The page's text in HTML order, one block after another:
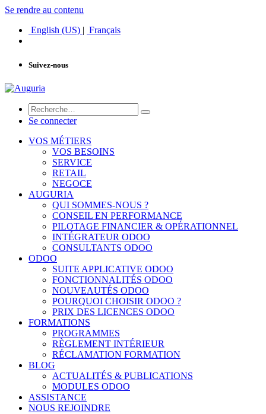
Se rendre au contenu
English (US) | Français
Suivez-nous
Se connecter
VOS MÉTIERS
VOS BESOINS
SERVICE
RETAIL
NEGOCE
AUGURIA
QUI SOMMES-NOUS ?
CONSEIL EN PERFORMANCE
PILOTAGE FINANCIER & OPÉRATIONNEL
INTÉGRATEUR ODOO
CONSULTANTS ODOO
ODOO
SUITE APPLICATIVE ODOO
FONCTIONNALITÉS ODOO
NOUVEAUTÉS ODOO
POURQUOI CHOISIR ODOO ?
PRIX DES LICENCES ODOO
FORMATIONS
PROGRAMMES
RÈGLEMENT INTÉRIEUR
RÉCLAMATION FORMATION
BLOG
ACTUALITÉS & PUBLICATIONS
MODULES ODOO
ASSISTANCE
NOUS REJOINDRE